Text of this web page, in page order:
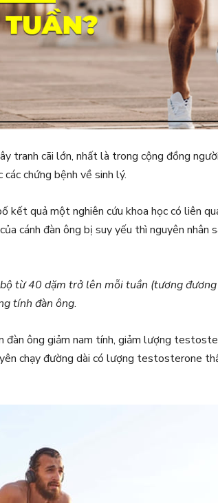
tranh cãi lớn, nhất là trong cộng đồng
chứng bệnh về sinh lý.
kết quả một nghiên cứu khoa học có liên
cánh đàn ông bị suy yếu thì nguyên nhân
từ 40 dặm trở lên mỗi tuần (tương
tính đàn ông.
đàn ông giảm nam tính, giảm lượng
chạy đường dài có lượng testosterone